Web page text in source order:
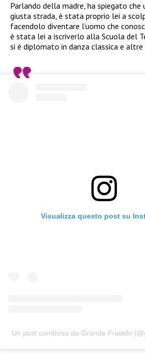
Parlando della madre, ha spiegato
giusta strada, è stata proprio lei a
facendolo diventare l’uomo che
è stata lei a iscriverlo alla Scuola del
si è diplomato in danza classica e altre
Visualizza questo post su
Un post condiviso da Grande Fratello